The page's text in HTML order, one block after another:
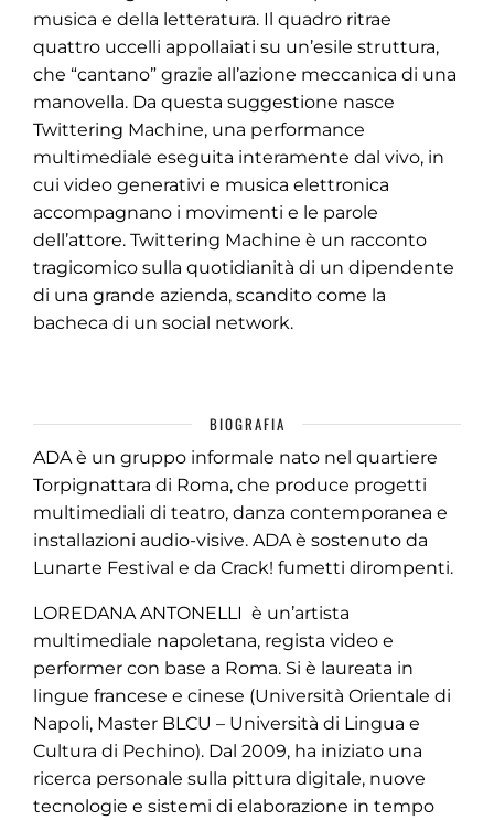
musica e della letteratura. Il quadro ritrae
quattro uccelli appollaiati su un’esile struttura,
che “cantano” grazie all’azione meccanica di una
manovella. Da questa suggestione nasce
Twittering Machine, una performance
multimediale eseguita interamente dal vivo, in
cui video generativi e musica elettronica
accompagnano i movimenti e le parole
dell’attore. Twittering Machine è un racconto
tragicomico sulla quotidianità di un dipendente
di una grande azienda, scandito come la
bacheca di un social network.
BIOGRAFIA
ADA è un gruppo informale nato nel quartiere
Torpignattara di Roma, che produce progetti
multimediali di teatro, danza contemporanea e
installazioni audio-visive. ADA è sostenuto da
Lunarte Festival e da Crack! fumetti dirompenti.
LOREDANA ANTONELLI è un’artista
multimediale napoletana, regista video e
performer con base a Roma. Si è laureata in
lingue francese e cinese (Università Orientale di
Napoli, Master BLCU – Università di Lingua e
Cultura di Pechino). Dal 2009, ha iniziato una
ricerca personale sulla pittura digitale, nuove
tecnologie e sistemi di elaborazione in tempo